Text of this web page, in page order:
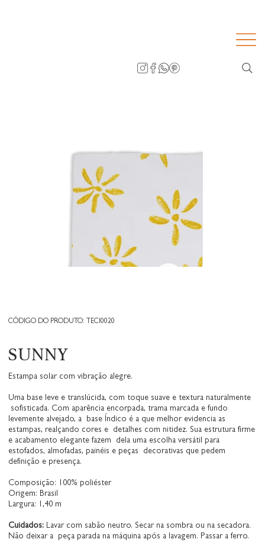
CÓDIGO DO PRODUTO: TECI0020
SUNNY
Estampa solar com vibração alegre.
Uma base leve e translúcida, com toque suave e textura naturalmente
sofisticada. Com aparência encorpada, trama marcada e fundo
levemente alvejado, a base Índico é a que melhor evidencia as
estampas, realçando cores e detalhes com nitidez. Sua estrutura firme
e acabamento elegante fazem dela uma escolha versátil para
estofados, almofadas, painéis e peças decorativas que pedem
definição e presença.
Composição: 100% poliéster
Origem: Brasil
Largura: 1,40 m
Cuidados: Lavar com sabão neutro. Secar na sombra ou na secadora.
Não deixar a peça parada na máquina após a lavagem. Passar a ferro.